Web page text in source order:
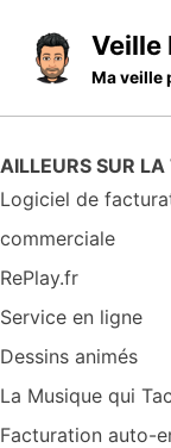
Veille
Ma veille
AILLEURS SUR LA
Logiciel de
commerciale
RePlay.fr
Service en ligne
Dessins animés
La Musique qui
Facturation auto-